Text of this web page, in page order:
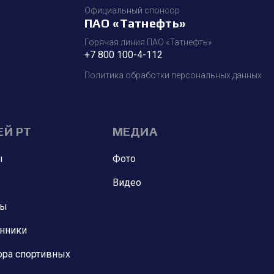
Официальный спонсор
ПАО «Татнефть»
Горячая линия ПАО «Татнефть»
+7 800 100-4-112
Политика обработки персональных данных
РТ
спортивных
МЕДИА
Фото
Видео